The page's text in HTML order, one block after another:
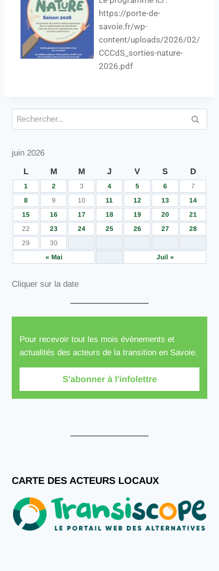
https://porte-de-
savoie.fr/wp-
content/uploads/2026/02/
CCCdS_sorties-nature-
2026.pdf
juin 2026
L M M J V S D
1 2 3 4 5 6
7
8
9 10 11 12 13
14
15
16 17 18 19 20
21
22
23 24 25 26 27
28
29
30
« Mai
Juil »
Cliquer sur la date
Pour recevoir tout les mois évènements et
actualités des acteurs de la transition en Savoie.
S'abonner à l'infolettre
CARTE DES ACTEURS LOCAUX